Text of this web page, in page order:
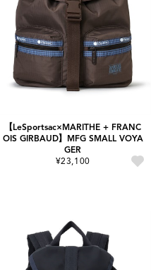
【LeSportsac×MARITHE + FRANC
OIS GIRBAUD】MFG SMALL VOYA
GER
¥23,100